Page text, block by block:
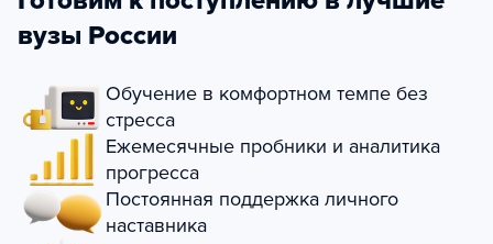
вузы России
Обучение в комфортном темпе без
стресса
Ежемесячные пробники и аналитика
прогресса
Постоянная поддержка личного
наставника